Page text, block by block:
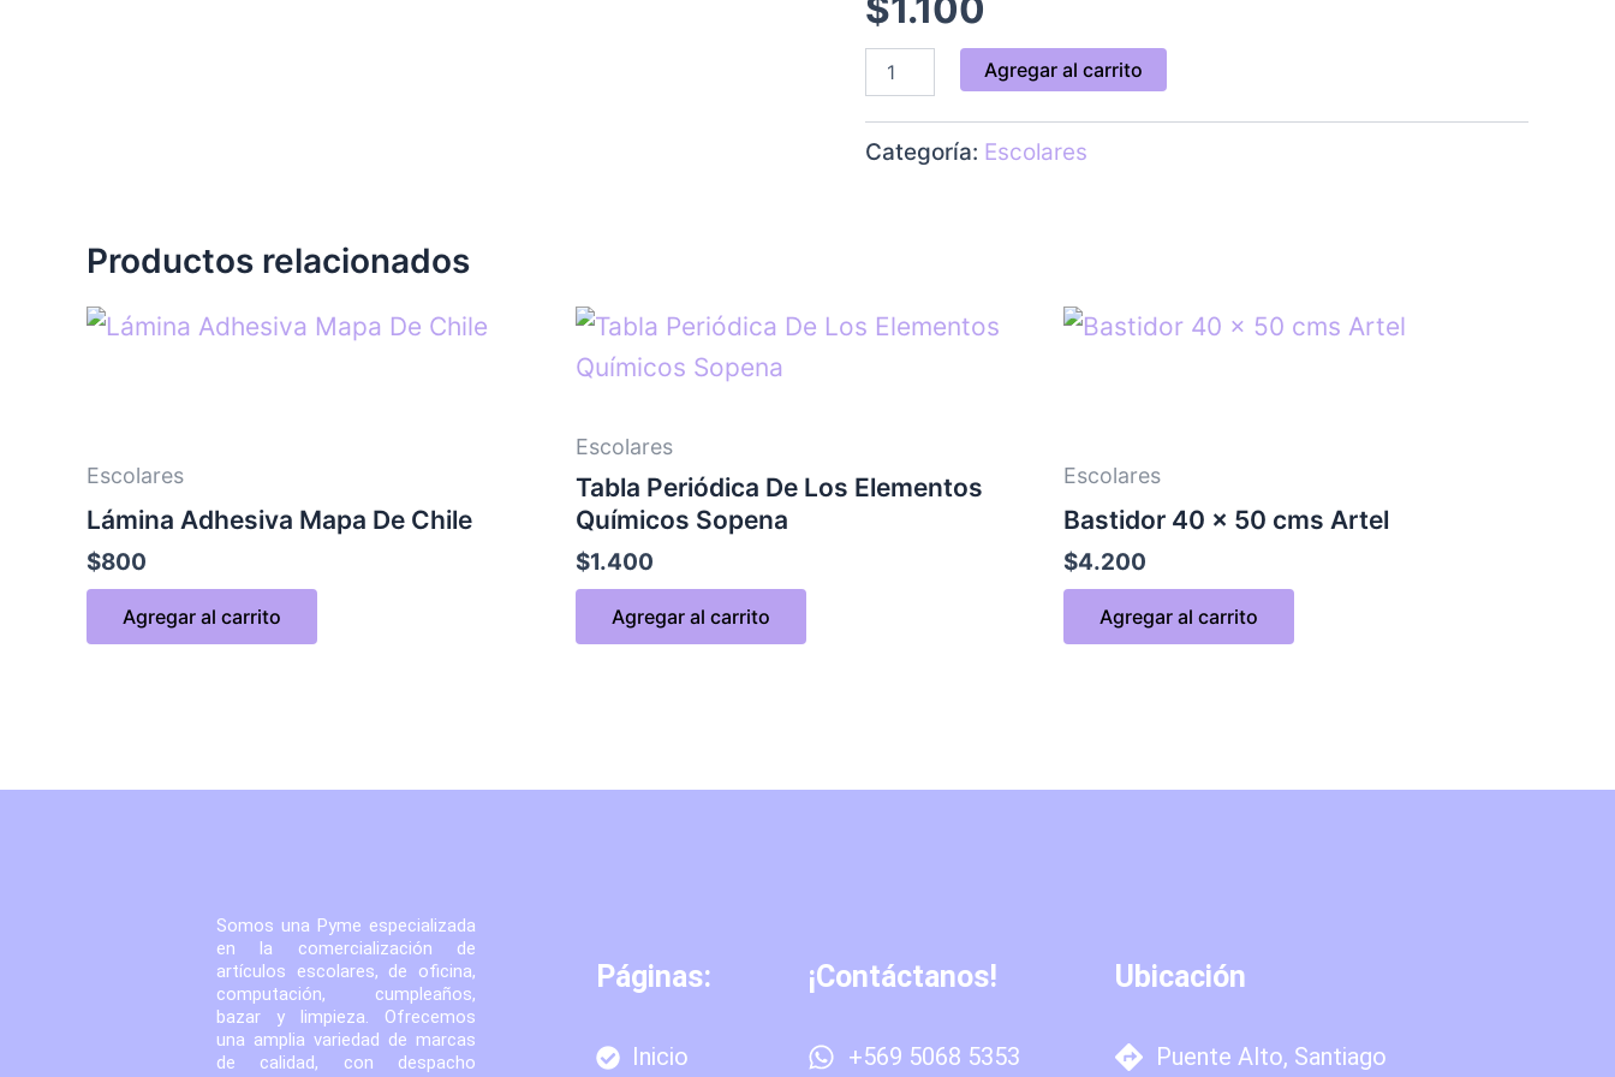
$1.100
Agregar al carrito
Categoría: Escolares
Productos relacionados
Escolares
Lámina Adhesiva Mapa De Chile
$800
Agregar al carrito
Escolares
Tabla Periódica De Los Elementos
Químicos Sopena
$1.400
Agregar al carrito
Escolares
Bastidor 40 x 50 cms Artel
$4.200
Agregar al carrito
Somos una Pyme especializada
en la comercialización de
artículos escolares, de oficina,
computación, cumpleaños,
bazar y limpieza. Ofrecemos
una amplia variedad de marcas
de calidad, con despacho
Páginas:
Inicio
¡Contáctanos!
+569 5068 5353
Ubicación
Puente Alto, Santiago